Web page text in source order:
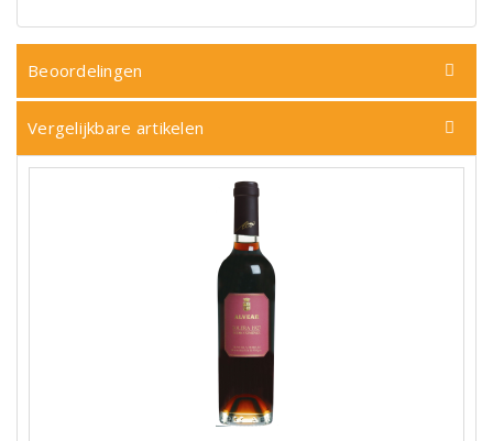
Beoordelingen
Vergelijkbare artikelen